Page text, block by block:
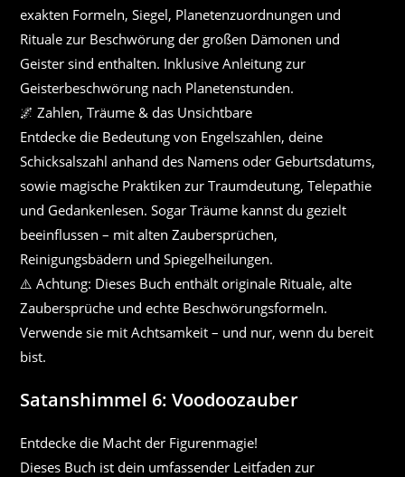
exakten Formeln, Siegel, Planetenzuordnungen und
Rituale zur Beschwörung der großen Dämonen und
Geister sind enthalten. Inklusive Anleitung zur
Geisterbeschwörung nach Planetenstunden.
🌌 Zahlen, Träume & das Unsichtbare
Entdecke die Bedeutung von Engelszahlen, deine
Schicksalszahl anhand des Namens oder Geburtsdatums,
sowie magische Praktiken zur Traumdeutung, Telepathie
und Gedankenlesen. Sogar Träume kannst du gezielt
beeinflussen – mit alten Zaubersprüchen,
Reinigungsbädern und Spiegelheilungen.
⚠️ Achtung: Dieses Buch enthält originale Rituale, alte
Zaubersprüche und echte Beschwörungsformeln.
Verwende sie mit Achtsamkeit – und nur, wenn du bereit
bist.
Satanshimmel 6: Voodoozauber
Entdecke die Macht der Figurenmagie!
Dieses Buch ist dein umfassender Leitfaden zur